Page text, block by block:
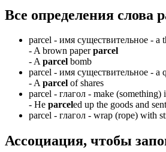
Все определения слова
parcel - имя существительное - a
-A brown paperparcel
-Aparcel bomb
parcel - имя существительное - a
-Aparcel of shares
parcel - глагол - make (something)
- He parceled up the goods and
parcel - глагол - wrap (rope) with
Ассоциация, чтобы